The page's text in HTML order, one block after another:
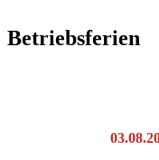
Betriebsferien